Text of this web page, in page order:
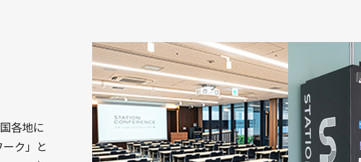
各地に
ク」と